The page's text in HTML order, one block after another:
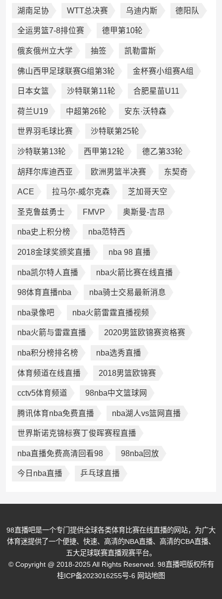
湖南足协 WTT总决赛 乌迪内斯 德阳队
全运男篮7-8排位赛 德甲第10轮
俄亥俄州立大学 抽签 凯勒雷斯
佛山西甲足球联赛G组第3轮 金杯赛小组赛A组
日本女篮 沙特联第11轮 合肥星苗U11
荷兰U19 中超第26轮 安东·沃特森
世界羽毛球比赛 沙特联第25轮
沙特联第13轮 西甲第12轮 德乙第33轮
胡拜尔库迪西亚 欧洲男篮半决赛 东契奇
ACE 拉马尔-威尔克森 芝加哥天空
圣克鲁兹勇士 FMVP 奥斯曼-吉昂
nba史上积分榜 nba范特西
2018金球奖颁奖直播 nba 98 直播
nba凯尔特人直播 nba火箭比赛在线直播
98体育直播nba nba骑士交易最新消息
nba录像吧 nba火箭雷霆直播视频
nba火箭与雷霆直播 2020男篮欧锦赛资格赛
nba积分榜排名榜 nba选秀直播
体育频道在线直播 2018男篮欧锦赛
cctv5体育频道 98nba中文篮球网
腾讯体育nba免费直播 nba湖人vs篮网直播
世界斯诺克锦标赛丁俊晖赛程直播
nba直播免费高清回看98 98nba回放
今日nba直播 乒乓球直播
98直播吧是一个专门提供全球各类体育比赛在线直播的网站，为广大
体育迷提供了一个便捷、快速、高清的NBA直播、高清的CBA直播、
五大足球联赛直播观赛平台。
© Copyright @ 2018-2025 All Rights Reserved. 98直播吧版权所有
桂ICP备2023016255号-6 网站地图